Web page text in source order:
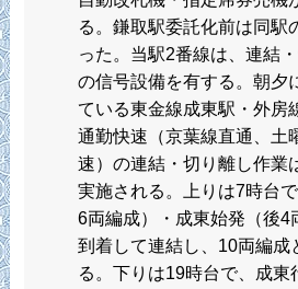
る。鎌取駅委託化前は同駅
った。当駅2番線は、連結
の信号設備を有する。朝夕
ている東金線成東駅・外房
通勤快速（京葉線直通、土
速）の連結・切り離し作業
実施される。上りは7時台
6両編成）・成東始発（後4
到着して連結し、10両編成
る。下りは19時台で、成東